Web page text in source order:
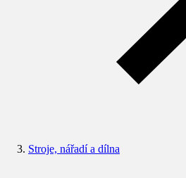
Stroje, nářadí a dílna